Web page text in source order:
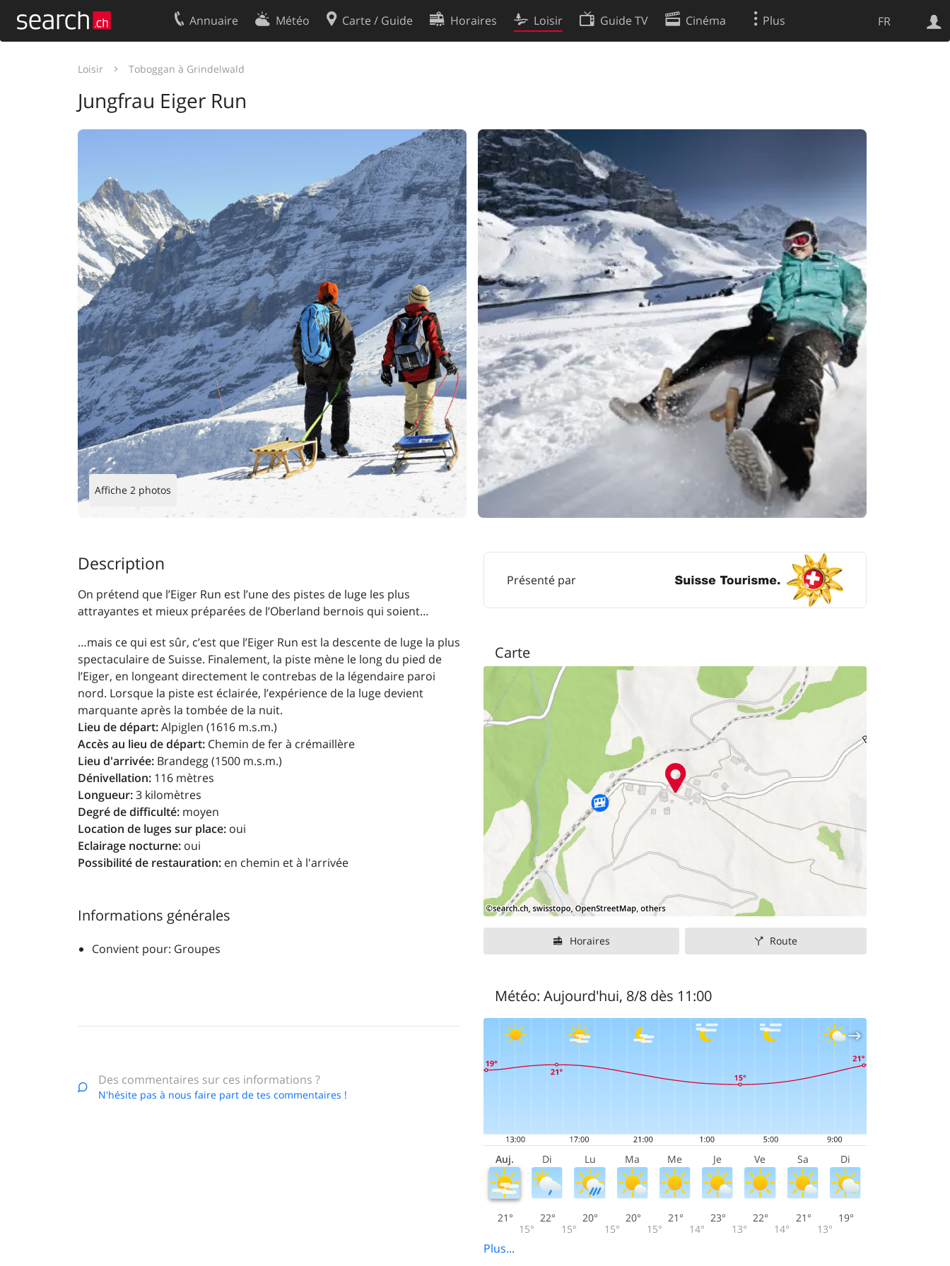
FR
Annuaire Météo Carte / Guide Horaires Loisir Guide TV Cinéma Plus
Loisir Toboggan à Grindelwald
Jungfrau Eiger Run
Affiche 2 photos
Description
On prétend que l’Eiger Run est l’une des pistes de luge les plus
attrayantes et mieux préparées de l’Oberland bernois qui soient…
…mais ce qui est sûr, c’est que l’Eiger Run est la descente de luge la plus
spectaculaire de Suisse. Finalement, la piste mène le long du pied de
l’Eiger, en longeant directement le contrebas de la légendaire paroi
nord. Lorsque la piste est éclairée, l’expérience de la luge devient
marquante après la tombée de la nuit.
Lieu de départ:Alpiglen (1616 m.s.m.)
Accès au lieu de départ: Chemin de fer à crémaillère
Lieu d'arrivée: Brandegg (1500 m.s.m.)
Dénivellation: 116 mètres
Longueur:3 kilomètres
Degré de difficulté: moyen
Location de luges sur place: oui
Eclairage nocturne: oui
Possibilité de restauration: en chemin et à l'arrivée
Informations générales
Convient pour: Groupes
Des commentaires sur ces informations ?
N'hésite pas à nous faire part de tes commentaires !
Présenté par
Carte
Horaires Route
Météo: Aujourd'hui, 8/8 dès 11:00
Auj. Di Lu Ma Me Je Ve Sa Di
21°
15°
22°
15°
20°
15°
20°
15°
21°
14°
23°
13°
22°
14°
21°
13°
19°
Plus...
Votre inscription
Mentions Légales